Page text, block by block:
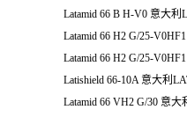
Latamid 66 B H-V0 意大
Latamid 66 H2 G/25-
Latamid 66 H2 G/25-
Latishield 66-10A 意大利
Latamid 66 VH2 G/30 意